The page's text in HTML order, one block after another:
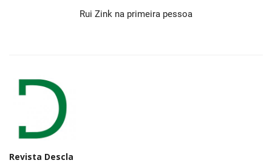
Rui Zink na primeira pessoa
Revista Descla